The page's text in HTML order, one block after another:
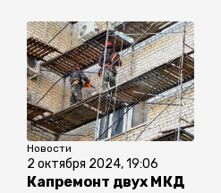
Новости
2 октября 2024, 19:06
Капремонт двух МКД